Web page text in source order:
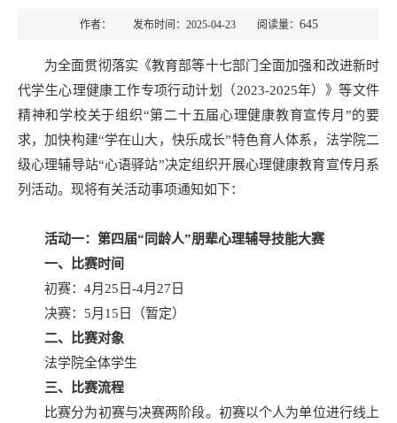
作者： 发布时间：2025-04-23 阅读量： 645
为全面贯彻落实《教育部等十七部门全面加强和改进新时
代学生心理健康工作专项行动计划（2023-2025年）》等文件
精神和学校关于组织“第二十五届心理健康教育宣传月”的要
求，加快构建“学在山大，快乐成长”特色育人体系，法学院二
级心理辅导站“心语驿站”决定组织开展心理健康教育宣传月系
列活动。现将有关活动事项通知如下：
活动一：第四届“同龄人”朋辈心理辅导技能大赛
一、比赛时间
初赛：4月25日-4月27日
决赛：5月15日（暂定）
二、比赛对象
法学院全体学生
三、比赛流程
比赛分为初赛与决赛两阶段。初赛以个人为单位进行线上